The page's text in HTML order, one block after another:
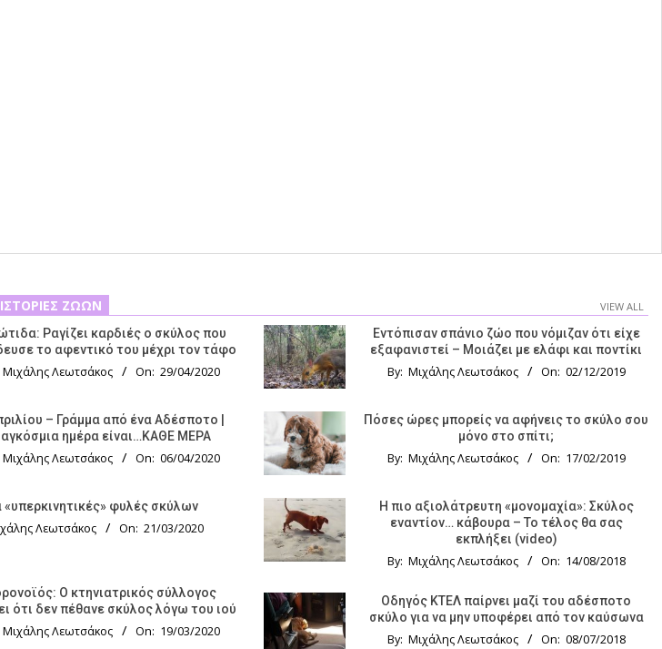
ΙΣΤΟΡΊΕΣ ΖΏΩΝ VIEW ALL
Ραγίζει καρδιές ο σκύλος που
το αφεντικό του μέχρι τον τάφο
Μιχάλης Λεωτσάκος On: 29/04/2020
– Γράμμα από ένα Αδέσποτο |
ημέρα είναι…ΚΑΘΕ ΜΕΡΑ
Μιχάλης Λεωτσάκος On: 06/04/2020
«υπερκινητικές» φυλές σκύλων
Λεωτσάκος On: 21/03/2020
Ο κτηνιατρικός σύλλογος
ότι δεν πέθανε σκύλος λόγω του ιού
Μιχάλης Λεωτσάκος On: 19/03/2020
Εντόπισαν σπάνιο ζώο που νόμιζαν ότι είχε
εξαφανιστεί – Μοιάζει με ελάφι και ποντίκι
By: Μιχάλης Λεωτσάκος On: 02/12/2019
Πόσες ώρες μπορείς να αφήνεις το σκύλο σου
μόνο στο σπίτι;
By: Μιχάλης Λεωτσάκος On: 17/02/2019
Η πιο αξιολάτρευτη «μονομαχία»: Σκύλος
εναντίον… κάβουρα – Το τέλος θα σας
εκπλήξει (video)
By: Μιχάλης Λεωτσάκος On: 14/08/2018
Οδηγός KTΕΛ παίρνει μαζί του αδέσποτο
σκύλο για να μην υποφέρει από τον καύσωνα
By: Μιχάλης Λεωτσάκος On: 08/07/2018